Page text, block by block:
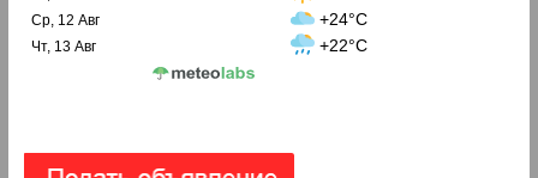
Ср, 12 Авг +24°C
Чт, 13 Авг +22°C